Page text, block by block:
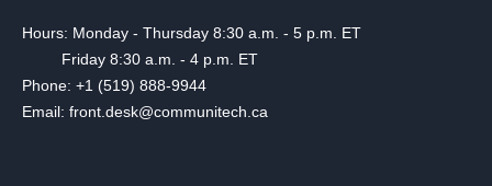
Hours: Monday - Thursday 8:30 a.m. - 5 p.m. ET
Friday 8:30 a.m. - 4 p.m. ET
Phone: +1 (519) 888-9944
Email: front.desk@communitech.ca